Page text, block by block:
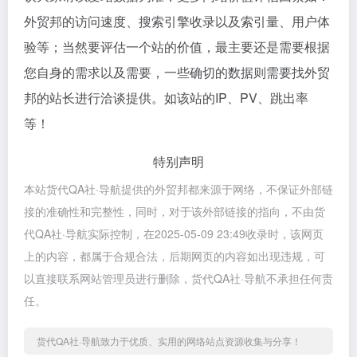
外贸邦的访问速度、搜索引擎收录以及索引量、用户体
验等；当然要评估一个站的价值，最主要还是需要根据
您自身的需求以及需要，一些确切的数据则需要找外贸
邦的站长进行洽谈提供。如该站的IP、PV、跳出率
等！
特别声明
本站货代QA社·导航提供的外贸邦都来源于网络，不保证外部链
接的准确性和完整性，同时，对于该外部链接的指向，不由货
代QA社·导航实际控制，在2025-05-09 23:49收录时，该网页
上的内容，都属于合规合法，后期网页的内容如出现违规，可
以直接联系网站管理员进行删除，货代QA社·导航不承担任何责
任。
货代QA社·导航致力于优质、实用的网络站点资源收集与分享！